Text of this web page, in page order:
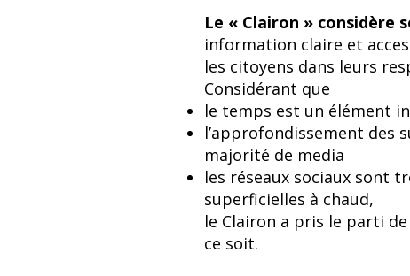
Le « Clairon » considère
information claire et
les citoyens dans leurs
Considérant que
le temps est un élément
l’approfondissement des
majorité de media
les réseaux sociaux sont
superficielles à chaud,
le Clairon a pris le parti
ce soit.